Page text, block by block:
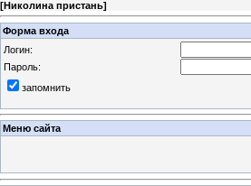
[Николина пристань]
Форма входа
Логин:
Пароль:
запомнить
Меню сайта